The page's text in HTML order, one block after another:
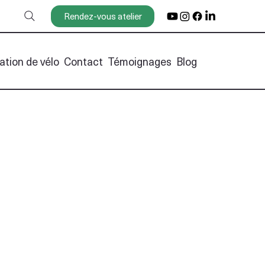
Rendez-vous atelier
de vélo Contact Témoignages Blog